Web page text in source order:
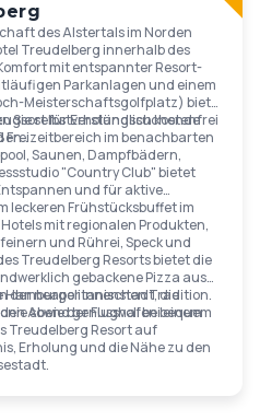
des Alstertals im Norden
Treudelberg innerhalb des
mit entspannter Resort-
Parkanlagen und einem
Meisterschaftsgolfplatz) bietet
für Erholungssuchende
Sie selbstverständlich kostenfrei
Freizeitbereich im benachbarten
Saunen, Dampfbädern,
"Country Club" bietet
und für aktive
leckeren Frühstücksbuffet im
mit regionalen Produkten,
und Rührei, Speck und
Treudelberg Resorts bietet die
gebackene Pizza aus
der neapolitanischen Tradition.
Abend genussvoll bei einem
Hamburger Innenstadt, die
sowie der Flughafen bequem
Treudelberg Resort auf
Erholung und die Nähe zu den